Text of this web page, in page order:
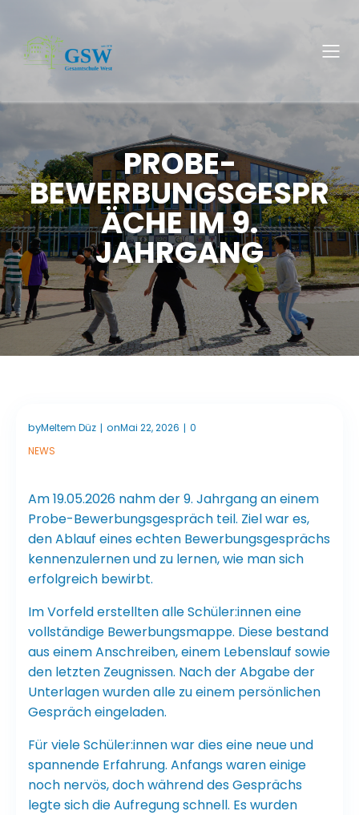
PROBE-
BEWERBUNGSGESPR
ÄCHE IM 9.
JAHRGANG
byMeltem Düz | onMai 22, 2026 | 0
NEWS
Am 19.05.2026 nahm der 9. Jahrgang an einem
Probe-Bewerbungsgespräch teil. Ziel war es,
den Ablauf eines echten Bewerbungsgesprächs
kennenzulernen und zu lernen, wie man sich
erfolgreich bewirbt.
Im Vorfeld erstellten alle Schüler:innen eine
vollständige Bewerbungsmappe. Diese bestand
aus einem Anschreiben, einem Lebenslauf sowie
den letzten Zeugnissen. Nach der Abgabe der
Unterlagen wurden alle zu einem persönlichen
Gespräch eingeladen.
Für viele Schüler:innen war dies eine neue und
spannende Erfahrung. Anfangs waren einige
noch nervös, doch während des Gesprächs
legte sich die Aufregung schnell. Es wurden